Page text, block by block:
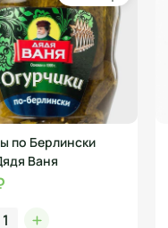
по Берлински
Ваня